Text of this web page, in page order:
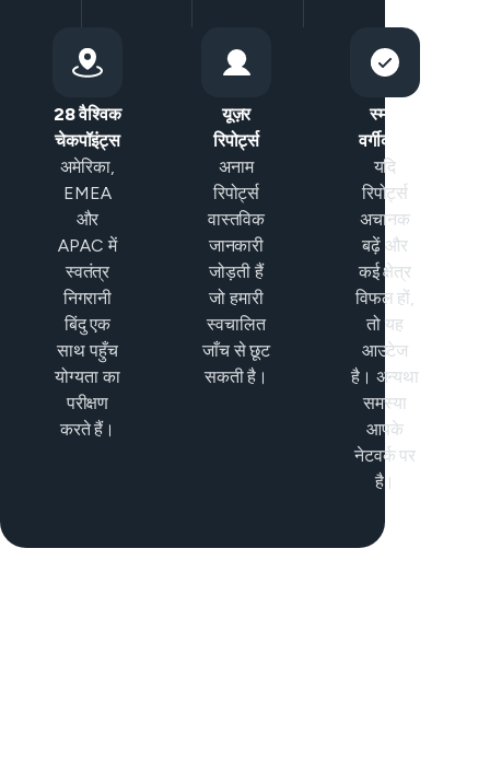
28 वैश्विक
चेकपॉइंट्स
अमेरिका,
EMEA
और
APAC में
स्वतंत्र
निगरानी
बिंदु एक
साथ पहुँच
योग्यता का
परीक्षण
करते हैं।
यूज़र
रिपोर्ट्स
अनाम
रिपोर्ट्स
वास्तविक
जानकारी
जोड़ती हैं
जो हमारी
स्वचालित
जाँच से छूट
सकती है।
स्मार्ट
वर्गीकरण
यदि
रिपोर्ट्स
अचानक
बढ़ें और
कई क्षेत्र
विफल हों,
तो यह
आउटेज
है। अन्यथा
समस्या
आपके
नेटवर्क पर
है।